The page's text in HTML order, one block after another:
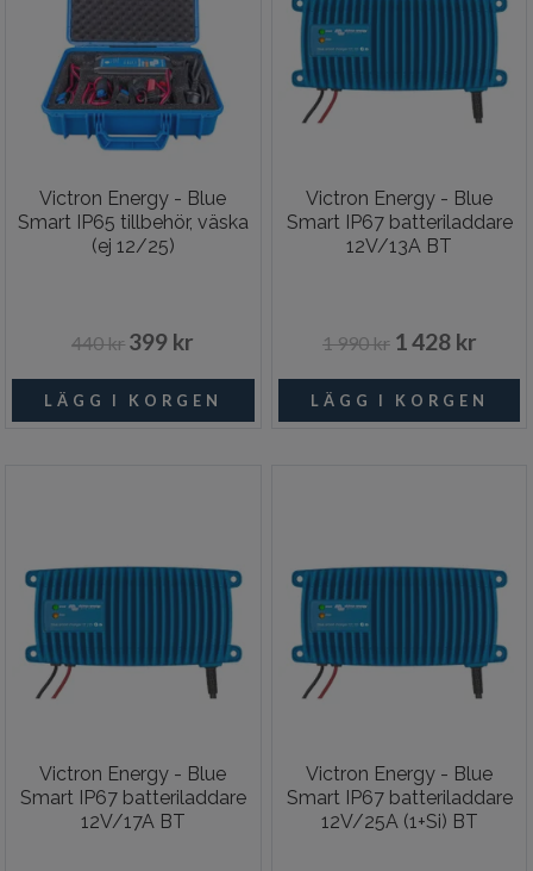
Victron Energy - Blue
Smart IP65 tillbehör, väska
(ej 12/25)
440 kr 399 kr
Victron Energy - Blue
Smart IP67 batteriladdare
12V/13A BT
1 990 kr 1 428 kr
Victron Energy - Blue
Smart IP67 batteriladdare
12V/17A BT
Victron Energy - Blue
Smart IP67 batteriladdare
12V/25A (1+Si) BT